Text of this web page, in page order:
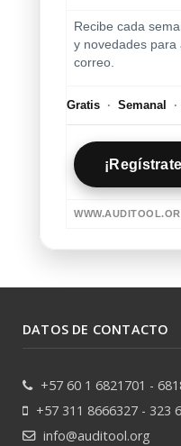
Recibe cada
y novedades para
correo.
Gratis · Semanal ·
DATOS DE CONTACTO
+57 60 1 6821701 -
+57 311 8666327 - 323
info@auditool.org